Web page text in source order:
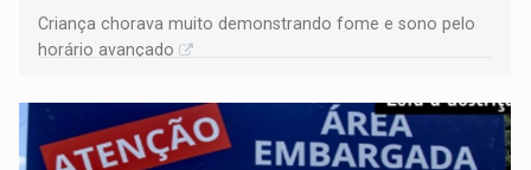
Criança chorava muito demonstrando fome e sono pelo
horário avançado